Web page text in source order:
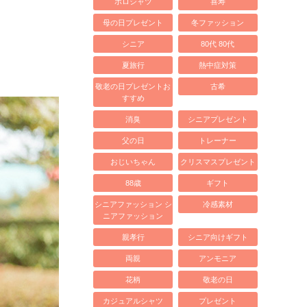
母の日プレゼント 冬ファッション
シニア 80代 80代
夏旅行 熱中症対策
敬老の日プレゼントお
すすめ
古希
消臭 シニアプレゼント
父の日 トレーナー
おじいちゃん クリスマスプレゼント
88歳 ギフト
シニアファッション シ
ニアファッション
冷感素材
親孝行 シニア向けギフト
両親 アンモニア
花柄 敬老の日
カジュアルシャツ プレゼント